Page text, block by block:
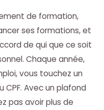
de formation,
ses formations, et
de qui que ce soit
Chaque année,
vous touchez un
Avec un plafond
pas avoir plus de